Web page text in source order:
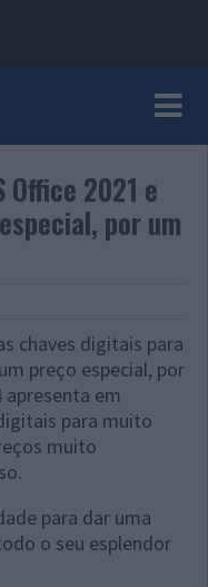
Office 2021 e
por um
chaves digitais para
preço especial, por
em
para muito
muito
para dar uma
o seu esplendor